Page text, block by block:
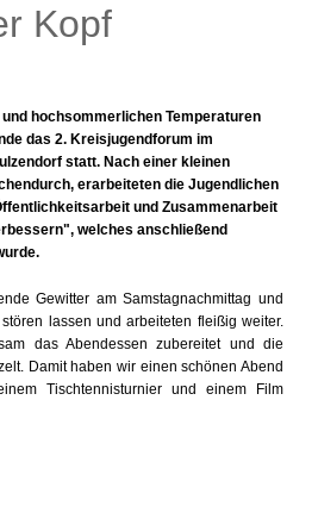
Kopf
hochsommerlichen Temperaturen
das 2. Kreisjugendforum im
statt. Nach einer kleinen
erarbeiteten die Jugendlichen
und Zusammenarbeit
welches anschließend
Gewitter am Samstagnachmittag und
lassen und arbeiteten fleißig weiter.
das Abendessen zubereitet und die
Damit haben wir einen schönen Abend
Tischtennisturnier und einem Film